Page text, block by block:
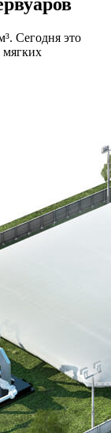
Сегодня это
мягких